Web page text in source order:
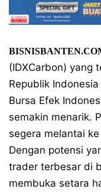
(IDXCarbon) yang
Republik
Bursa Efek
semakin menarik.
segera melantai
Dengan potensi
trader terbesar di
membuka setara